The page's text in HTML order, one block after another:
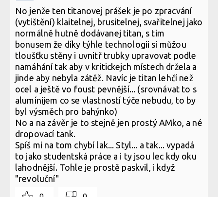
No jenže ten titanovej prášek je po zpracvání
(vytištění) klaitelnej, brusitelnej, svařitelnej jako
normálně hutně dodávanej titan, s tim
bonusem že díky týhle technologii si můžou
tloušťku stěny i uvnitř trubky upravovat podle
namáhání tak aby v kritickejch místech držela a
jinde aby nebyla zátěž. Navíc je titan lehčí než
ocel a ještě vo foust pevnější... (srovnávat to s
alumínijem co se vlastností týče nebudu, to by
byl výsměch pro bahýnko)
No a na závěr je to stejně jen prostý AMko, a né
dropovací tank.
Spíš mi na tom chybí lak... Styl... a tak... vypadá
to jako studentská práce a i ty jsou lec kdy oku
lahodnější. Tohle je prostě paskvil, i když
"revoluční"